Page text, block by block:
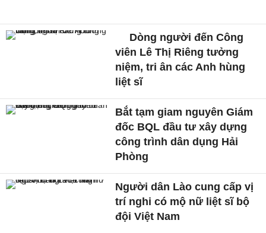
Dòng người đến Công
viên Lê Thị Riêng tưởng
niệm, tri ân các Anh hùng
liệt sĩ
Bắt tạm giam nguyên Giám
đốc BQL đầu tư xây dựng
công trình dân dụng Hải
Phòng
Người dân Lào cung cấp vị
trí nghi có mộ nữ liệt sĩ bộ
đội Việt Nam